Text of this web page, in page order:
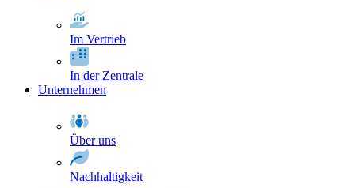
Im Vertrieb
In der Zentrale
Unternehmen
Über uns
Nachhaltigkeit